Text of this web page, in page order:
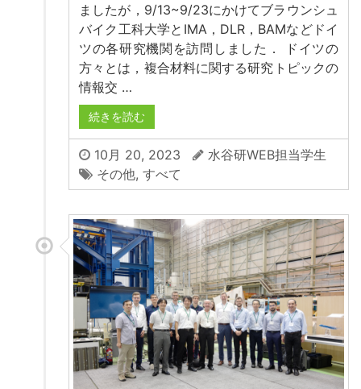
ましたが，9/13~9/23にかけてブラウンシュ
バイク工科大学とIMA，DLR，BAMなどドイ
ツの各研究機関を訪問しました． ドイツの
方々とは，複合材料に関する研究トピックの
情報交 …
続きを読む
10月 20, 2023
水谷研WEB担当学生
その他, すべて